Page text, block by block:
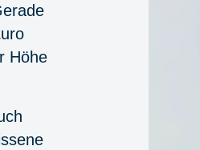
Höhe